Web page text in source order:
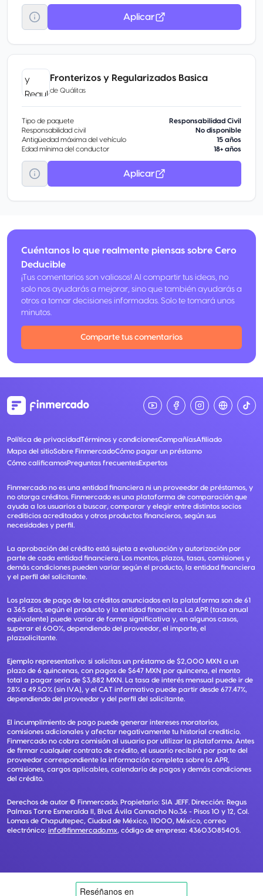
Aplicar
Fronterizos y Regularizados Basica
de Quálitas
Tipo de paquete
Responsabilidad Civil
Responsabilidad civil
No disponible
Antigüedad máxima del vehículo
15 años
Edad mínima del conductor
18+ años
Aplicar
Cuéntanos lo que realmente piensas sobre Cero
Deducible
¡Tus comentarios son valiosos! Al compartir tus ideas, no
solo nos ayudarás a mejorar, sino que también ayudarás a
otros a tomar decisiones informadas. Solo te tomará unos
minutos.
Comparte tus comentarios
Política de privacidadTérminos y condicionesCompañíasAfiliado
Mapa del sitioSobre FinmercadoCómo pagar un préstamo
Cómo calificamosPreguntas frecuentesExpertos
Finmercado no es una entidad financiera ni un proveedor de préstamos, y
no otorga créditos. Finmercado es una plataforma de comparación que
ayuda a los usuarios a buscar, comparar y elegir entre distintos socios
crediticios acreditados y otros productos financieros, según sus
necesidades y perfil.
La aprobación del crédito está sujeta a evaluación y autorización por
parte de cada entidad financiera. Los montos, plazos, tasas, comisiones y
demás condiciones pueden variar según el producto, la entidad financiera
y el perfil del solicitante.
Los plazos de pago de los créditos anunciados en la plataforma son de 61
a 365 días, según el producto y la entidad financiera. La APR (tasa anual
equivalente) puede variar de forma significativa y, en algunos casos,
superar el 600%, dependiendo del proveedor, el importe, el
plazsolicitante.
Ejemplo representativo: si solicitas un préstamo de $2,000 MXN a un
plazo de 6 quincenas, con pagos de $647 MXN por quincena, el monto
total a pagar sería de $3,882 MXN. La tasa de interés mensual puede ir de
28% a 49.50% (sin IVA), y el CAT informativo puede partir desde 677.47%,
dependiendo del proveedor y del perfil del solicitante.
El incumplimiento de pago puede generar intereses moratorios,
comisiones adicionales y afectar negativamente tu historial crediticio.
Finmercado no cobra comisión al usuario por utilizar la plataforma. Antes
de firmar cualquier contrato de crédito, el usuario recibirá por parte del
proveedor correspondiente la información completa sobre la APR,
comisiones, cargos aplicables, calendario de pagos y demás condiciones
del crédito.
Derechos de autor © Finmercado. Propietario: SIA JEFF. Dirección: Regus
Palmas Torre Esmeralda II, Blvd. Ávila Camacho No.36 - Pisos 10 y 12, Col.
Lomas de Chapultepec, Ciudad de México, 11000, México, correo
electrónico: info@finmercado.mx, código de empresa: 43603085405.